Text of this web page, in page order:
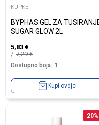
KUPKE
BYPHAS.GEL ZA
SUGAR GLOW 2L
5,83 €
7,29€
Dostupno boja: 1
Kupi ovdje
20%